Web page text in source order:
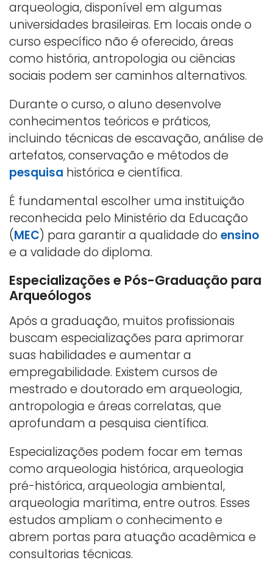
arqueologia, disponível em algumas
universidades brasileiras. Em locais onde o
curso específico não é oferecido, áreas
como história, antropologia ou ciências
sociais podem ser caminhos alternativos.
Durante o curso, o aluno desenvolve
conhecimentos teóricos e práticos,
incluindo técnicas de escavação, análise de
artefatos, conservação e métodos de
pesquisa histórica e científica.
É fundamental escolher uma instituição
reconhecida pelo Ministério da Educação
(MEC) para garantir a qualidade do ensino
e a validade do diploma.
Especializações e Pós-Graduação para
Arqueólogos
Após a graduação, muitos profissionais
buscam especializações para aprimorar
suas habilidades e aumentar a
empregabilidade. Existem cursos de
mestrado e doutorado em arqueologia,
antropologia e áreas correlatas, que
aprofundam a pesquisa científica.
Especializações podem focar em temas
como arqueologia histórica, arqueologia
pré-histórica, arqueologia ambiental,
arqueologia marítima, entre outros. Esses
estudos ampliam o conhecimento e
abrem portas para atuação acadêmica e
consultorias técnicas.